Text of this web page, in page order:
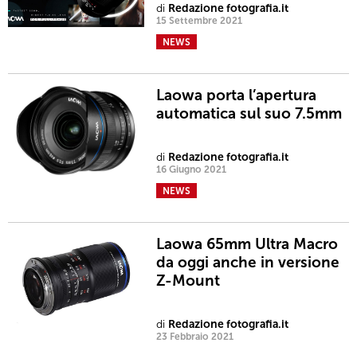
di Redazione fotografia.it
15 Settembre 2021
NEWS
Laowa porta l’apertura
automatica sul suo 7.5mm
di Redazione fotografia.it
16 Giugno 2021
NEWS
Laowa 65mm Ultra Macro
da oggi anche in versione
Z-Mount
di Redazione fotografia.it
23 Febbraio 2021